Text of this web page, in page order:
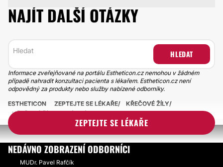
NAJÍT DALŠÍ OTÁZKY
HLEDAT
Informace zveřejňované na portálu Estheticon.cz nemohou v žádném
případě nahradit konzultaci pacienta s lékařem. Estheticon.cz není
odpovědný za produkty nebo služby nabízené odborníky.
ZEPTEJTE SE LÉKAŘE
ESTHETICON ZEPTEJTE SE LÉKAŘE
KŘEČOVÉ ŽÍLY
KŘEČOVÉ ŽÍLY NA LÝTKÁCH-BOLESTI A OTOKY
NEDÁVNO ZOBRAZENÍ ODBORNÍCI
MUDr. Pavel Rafčík